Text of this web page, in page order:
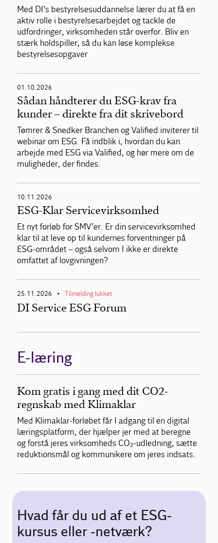
Med DI’s bestyrelsesuddannelse lærer du at få en
aktiv rolle i bestyrelsesarbejdet og tackle de
udfordringer, virksomheden står overfor. Bliv en
stærk holdspiller, så du kan løse komplekse
bestyrelsesopgaver
01.10.2026
Sådan håndterer du ESG-krav fra
kunder – direkte fra dit skrivebord
Tømrer & Snedker Branchen og Valified inviterer til
webinar om ESG. Få indblik i, hvordan du kan
arbejde med ESG via Valified, og hør mere om de
muligheder, der findes.
10.11.2026
ESG-Klar Servicevirksomhed
Et nyt forløb for SMV’er. Er din servicevirksomhed
klar til at leve op til kundernes forventninger på
ESG-området – også selvom I ikke er direkte
omfattet af lovgivningen?
25.11.2026 • Tilmelding lukket
DI Service ESG Forum
E-læring
Kom gratis i gang med dit CO2-
regnskab med Klimaklar
Med Klimaklar-forløbet får I adgang til en digital
læringsplatform, der hjælper jer med at beregne
og forstå jeres virksomheds CO₂-udledning, sætte
reduktionsmål og kommunikere om jeres indsats.
Hvad får du ud af et ESG-
kursus eller -netværk?